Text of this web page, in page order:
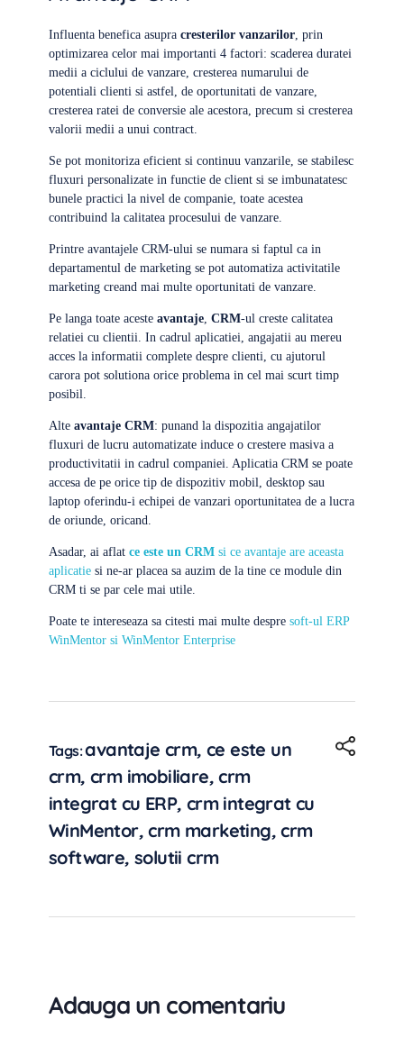
Influenta benefica asupra cresterilor vanzarilor, prin
optimizarea celor mai importanti 4 factori: scaderea duratei
medii a ciclului de vanzare, cresterea numarului de
potentiali clienti si astfel, de oportunitati de vanzare,
cresterea ratei de conversie ale acestora, precum si cresterea
valorii medii a unui contract.
Se pot monitoriza eficient si continuu vanzarile, se stabilesc
fluxuri personalizate in functie de client si se imbunatatesc
bunele practici la nivel de companie, toate acestea
contribuind la calitatea procesului de vanzare.
Printre avantajele CRM-ului se numara si faptul ca in
departamentul de marketing se pot automatiza activitatile
marketing creand mai multe oportunitati de vanzare.
Pe langa toate aceste avantaje, CRM-ul creste calitatea
relatiei cu clientii. In cadrul aplicatiei, angajatii au mereu
acces la informatii complete despre clienti, cu ajutorul
carora pot solutiona orice problema in cel mai scurt timp
posibil.
Alte avantaje CRM: punand la dispozitia angajatilor
fluxuri de lucru automatizate induce o crestere masiva a
productivitatii in cadrul companiei. Aplicatia CRM se poate
accesa de pe orice tip de dispozitiv mobil, desktop sau
laptop oferindu-i echipei de vanzari oportunitatea de a lucra
de oriunde, oricand.
Asadar, ai aflat ce este un CRMsi ce avantaje are aceasta
aplicatiesi ne-ar placea sa auzim de la tine ce module din
CRM ti se par cele mai utile.
Poate te intereseaza sa citesti mai multe despre soft-ul ERP
WinMentor si WinMentor Enterprise
Tags:avantaje crm, ce este un
crm, crm imobiliare,crm
integrat cu ERP, crm integrat cu
WinMentor,crm marketing,crm
software, solutii crm
Adauga un comentariu